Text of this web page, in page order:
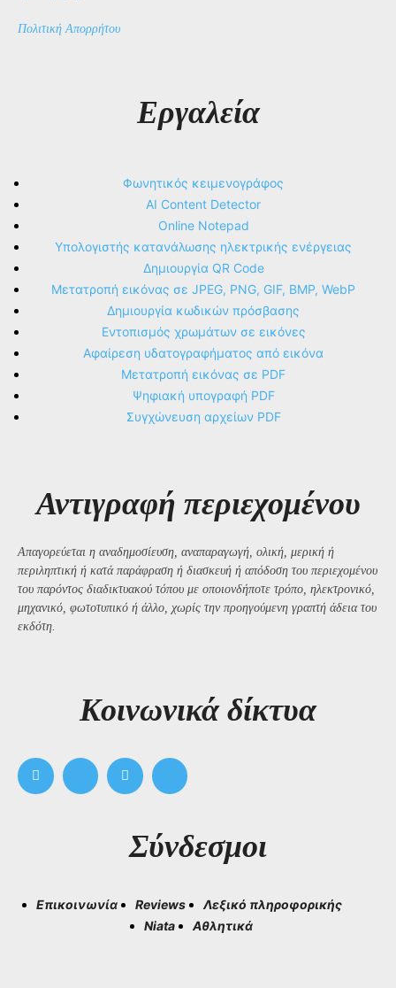
Πολιτική Απορρήτου
Εργαλεία
Φωνητικός κειμενογράφος
AI Content Detector
Online Notepad
Υπολογιστής κατανάλωσης ηλεκτρικής ενέργειας
Δημιουργία QR Code
Μετατροπή εικόνας σε JPEG, PNG, GIF, BMP, WebP
Δημιουργία κωδικών πρόσβασης
Εντοπισμός χρωμάτων σε εικόνες
Αφαίρεση υδατογραφήματος από εικόνα
Μετατροπή εικόνας σε PDF
Ψηφιακή υπογραφή PDF
Συγχώνευση αρχείων PDF
Αντιγραφή περιεχομένου
Απαγορεύεται η αναδημοσίευση, αναπαραγωγή, ολική, μερική ή
περιληπτική ή κατά παράφραση ή διασκευή ή απόδοση του περιεχομένου
του παρόντος διαδικτυακού τόπου με οποιονδήποτε τρόπο, ηλεκτρονικό,
μηχανικό, φωτοτυπικό ή άλλο, χωρίς την προηγούμενη γραπτή άδεια του
εκδότη.
Kοινωνικά δίκτυα
Σύνδεσμοι
Επικοινωνία Reviews
Λεξικό πληροφορικής
Niata
Αθλητικά